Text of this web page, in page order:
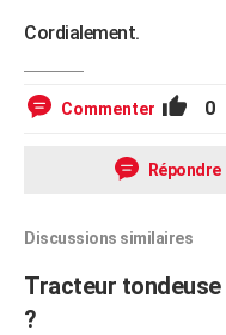
Cordialement.
Commenter 0
Répondre
Discussions similaires
Tracteur tondeuse
?